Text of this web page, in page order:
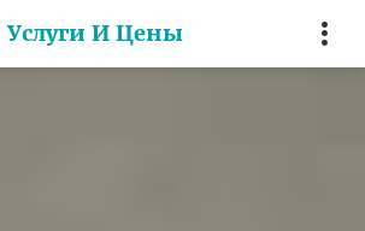
Услуги И Цены